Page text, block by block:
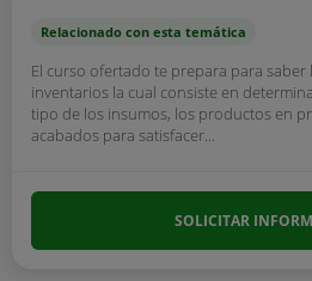
Relacionado con esta temática
El curso ofertado te prepara para saber
inventarios la cual consiste en
tipo de los insumos, los productos en
acabados para satisfacer...
SOLICITAR